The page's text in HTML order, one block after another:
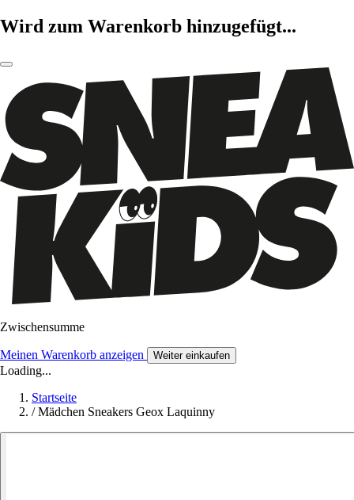
Wird zum Warenkorb hinzugefügt...
Zwischensumme
Meinen Warenkorb anzeigen Weiter einkaufen
Loading...
Startseite
/ Mädchen Sneakers Geox Laquinny